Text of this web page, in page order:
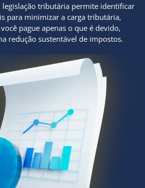
legislação tributária permite identificar
para minimizar a carga tributária,
pague apenas o que é devido,
redução sustentável de impostos.